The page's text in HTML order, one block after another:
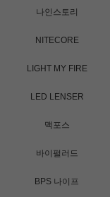
나인스토리
NITECORE
LIGHT MY FIRE
LED LENSER
맥포스
바이펄러드
BPS 나이프